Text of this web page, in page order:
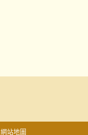
網站地圖